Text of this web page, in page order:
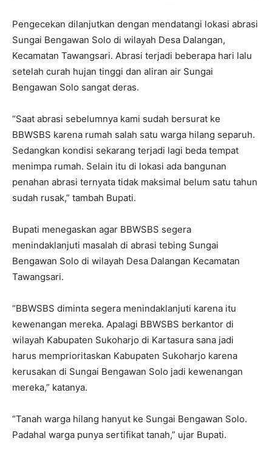
Pengecekan dilanjutkan dengan mendatangi lokasi abrasi
Sungai Bengawan Solo di wilayah Desa Dalangan,
Kecamatan Tawangsari. Abrasi terjadi beberapa hari lalu
setelah curah hujan tinggi dan aliran air Sungai
Bengawan Solo sangat deras.
“Saat abrasi sebelumnya kami sudah bersurat ke
BBWSBS karena rumah salah satu warga hilang separuh.
Sedangkan kondisi sekarang terjadi lagi beda tempat
menimpa rumah. Selain itu di lokasi ada bangunan
penahan abrasi ternyata tidak maksimal belum satu tahun
sudah rusak,” tambah Bupati.
Bupati menegaskan agar BBWSBS segera
menindaklanjuti masalah di abrasi tebing Sungai
Bengawan Solo di wilayah Desa Dalangan Kecamatan
Tawangsari.
“BBWSBS diminta segera menindaklanjuti karena itu
kewenangan mereka. Apalagi BBWSBS berkantor di
wilayah Kabupaten Sukoharjo di Kartasura sana jadi
harus memprioritaskan Kabupaten Sukoharjo karena
kerusakan di Sungai Bengawan Solo jadi kewenangan
mereka,” katanya.
“Tanah warga hilang hanyut ke Sungai Bengawan Solo.
Padahal warga punya sertifikat tanah,” ujar Bupati.